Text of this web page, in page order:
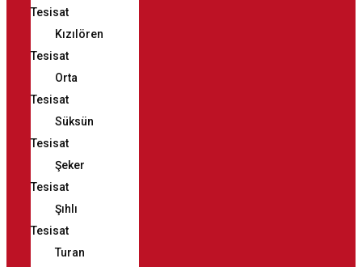
Tesisat
Kızılören
Tesisat
Orta
Tesisat
Süksün
Tesisat
Şeker
Tesisat
Şıhlı
Tesisat
Turan